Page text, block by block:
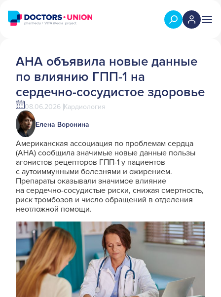
AHA объявила новые данные
по влиянию ГПП-1 на
сердечно-сосудистое здоровье
08.06.2026 Кардиология
Елена Воронина
Американская ассоциация по проблемам сердца
(AHA) сообщила значимые новые данные пользы
агонистов рецепторов ГПП-1 у пациентов
с аутоиммунными болезнями и ожирением.
Препараты оказывали значимое влияние
на сердечно-сосудистые риски, снижая смертность,
риск тромбозов и число обращений в отделения
неотложной помощи.